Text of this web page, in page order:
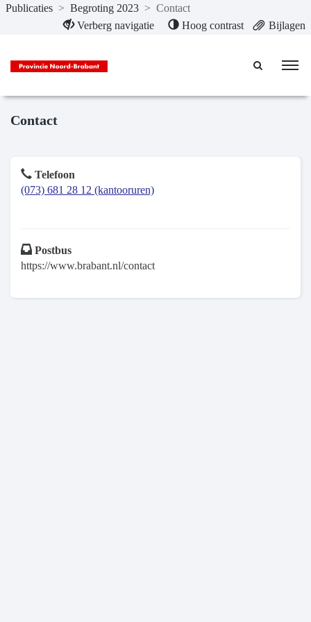
Naar hoofdinhoud
Publicaties > Begroting 2023 > Contact
Verberg navigatie
Hoog contrast Bijlagen
Contact
Telefoon
(073) 681 28 12 (kantooruren)
Postbus
https://www.brabant.nl/contact